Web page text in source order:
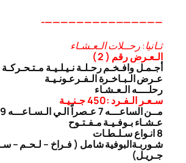
———————————————-
ثـانيا: رحــلات الـعـشـاء
الـعـرض رقم ( 2 )
أجـمـل وافـخـم رحـلـة نـيـلـيـة مـتـحـركـة
عـرض الـبـاخـرة الـفـرعـونـيـة
رحلــــه الـعـشـاء
سـعـر الـفـرد :450 جـنـيـة
مــن الساعـــه 7 عـصراً الـي الـسـاعـــه 9 مـسـاءً
عـشـاء بـوفـيـة مـفـتـوح
8 انـواع سـلـطـات
شـوربـةالبوفية شامل ( فـراخ – لـحـم –
جـريـل)